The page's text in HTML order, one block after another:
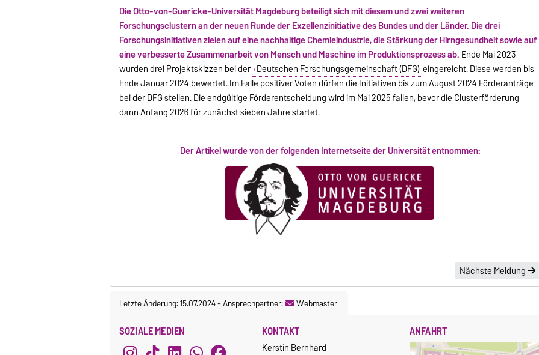
Die Otto-von-Guericke-Universität Magdeburg beteiligt sich mit diesem und zwei weiteren
Forschungsclustern an der neuen Runde der Exzellenzinitiative des Bundes und der Länder. Die drei
Forschungsinitiativen zielen auf eine nachhaltige Chemieindustrie, die Stärkung der Hirngesundheit sowie auf
eine verbesserte Zusammenarbeit von Mensch und Maschine im Produktionsprozess ab. Ende Mai 2023
wurden drei Projektskizzen bei der Deutschen Forschungsgemeinschaft (DFG) eingereicht. Diese werden bis
Ende Januar 2024 bewertet. Im Falle positiver Voten dürfen die Initiativen bis zum August 2024 Förderanträge
bei der DFG stellen. Die endgültige Förderentscheidung wird im Mai 2025 fallen, bevor die Clusterförderung
dann Anfang 2026 für zunächst sieben Jahre startet.
Der Artikel wurde von der folgenden Internetseite der Universität entnommen:
Nächste Meldung
Letzte Änderung: 15.07.2024-Ansprechpartner: Webmaster
SOZIALE MEDIEN KONTAKT
Kerstin Bernhard
ANFAHRT